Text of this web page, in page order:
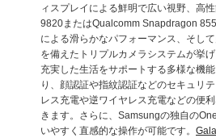
ィスプレイによる鮮明で広い視野、高
9820またはQualcomm Snapdragon
による滑らかなパフォーマンス、そし
を備えたトリプルカメラシステムが挙
充実した生活をサポートする多様な機
り、顔認証や指紋認証などのセキュリ
レス充電や逆ワイヤレス充電などの便
きます。さらに、Samsungの独自の
いやすく直感的な操作が可能です。